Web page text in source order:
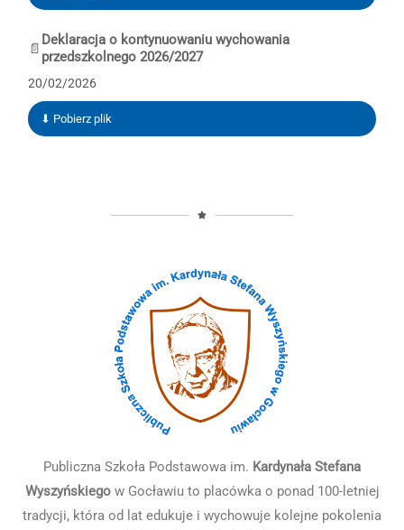
📄
Deklaracja o kontynuowaniu wychowania
przedszkolnego 2026/2027
20/02/2026
⬇ Pobierz plik
Publiczna Szkoła Podstawowa im. Kardynała Stefana
Wyszyńskiegow Gocławiu to placówka o ponad 100-letniej
tradycji, która od lat edukuje i wychowuje kolejne pokolenia